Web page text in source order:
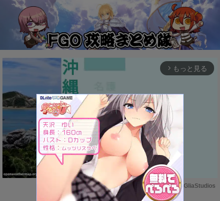
arrow_forward_ios もっと見る
Powered by GliaStudios